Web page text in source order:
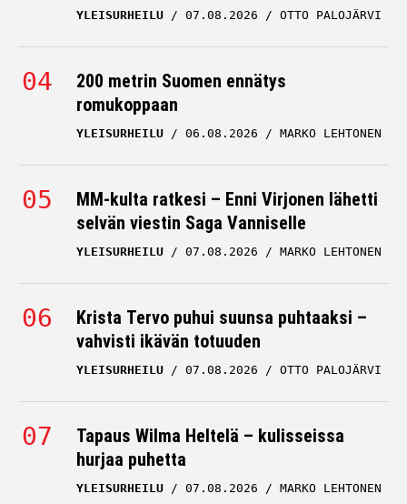
YLEISURHEILU 07.08.2026 OTTO PALOJÄRVI
200 metrin Suomen ennätys
romukoppaan
YLEISURHEILU 06.08.2026 MARKO LEHTONEN
MM-kulta ratkesi – Enni Virjonen lähetti
selvän viestin Saga Vanniselle
YLEISURHEILU 07.08.2026 MARKO LEHTONEN
Krista Tervo puhui suunsa puhtaaksi –
vahvisti ikävän totuuden
YLEISURHEILU 07.08.2026 OTTO PALOJÄRVI
Tapaus Wilma Heltelä – kulisseissa
hurjaa puhetta
YLEISURHEILU 07.08.2026 MARKO LEHTONEN